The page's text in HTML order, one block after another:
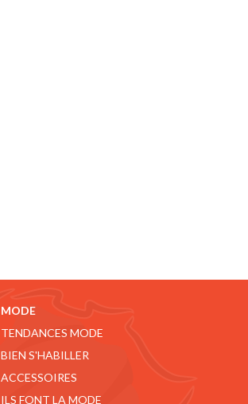
MODE
TENDANCES MODE
BIEN S'HABILLER
ACCESSOIRES
ILS FONT LA MODE